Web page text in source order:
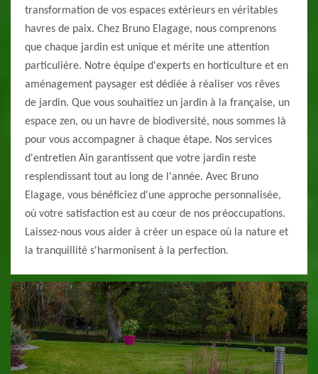
transformation de vos espaces extérieurs en véritables
havres de paix. Chez Bruno Elagage, nous comprenons
que chaque jardin est unique et mérite une attention
particulière. Notre équipe d'experts en horticulture et en
aménagement paysager est dédiée à réaliser vos rêves
de jardin. Que vous souhaitiez un jardin à la française, un
espace zen, ou un havre de biodiversité, nous sommes là
pour vous accompagner à chaque étape. Nos services
d'entretien Ain garantissent que votre jardin reste
resplendissant tout au long de l'année. Avec Bruno
Elagage, vous bénéficiez d'une approche personnalisée,
où votre satisfaction est au cœur de nos préoccupations.
Laissez-nous vous aider à créer un espace où la nature et
la tranquillité s'harmonisent à la perfection.